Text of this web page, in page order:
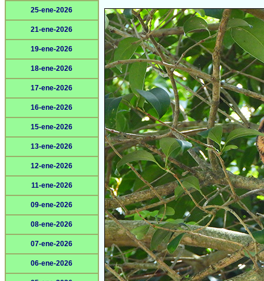
25-ene-2026
21-ene-2026
19-ene-2026
18-ene-2026
17-ene-2026
16-ene-2026
15-ene-2026
13-ene-2026
12-ene-2026
11-ene-2026
09-ene-2026
08-ene-2026
07-ene-2026
06-ene-2026